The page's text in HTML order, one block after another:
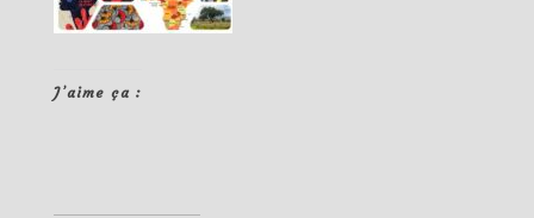
J’aime ça :